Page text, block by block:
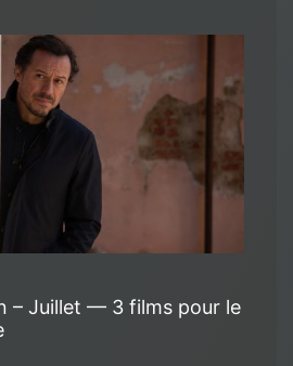
– Juillet — 3 films pour le